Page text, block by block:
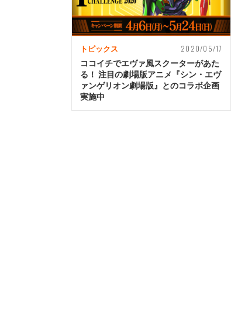
トピックス 2020/05/17
ココイチでエヴァ風スクーターがあた
る！ 注目の劇場版アニメ『シン・エヴ
ァンゲリオン劇場版』とのコラボ企画
実施中